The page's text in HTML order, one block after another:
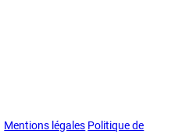
Mentions légales Politique de